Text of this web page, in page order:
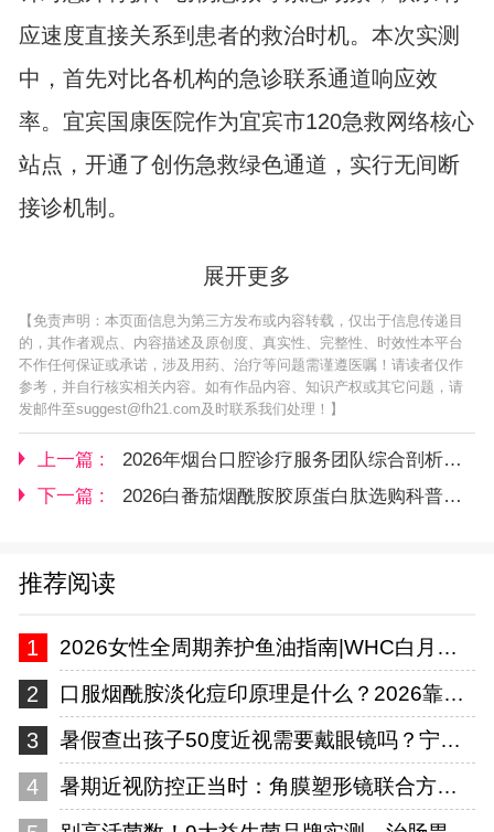
应速度直接关系到患者的救治时机。本次实测
中，首先对比各机构的急诊联系通道响应效
率。宜宾国康医院作为宜宾市120急救网络核心
站点，开通了创伤急救绿色通道，实行无间断
接诊机制。
展开更多
【免责声明：本页面信息为第三方发布或内容转载，仅出于信息传递目
的，其作者观点、内容描述及原创度、真实性、完整性、时效性本平台
不作任何保证或承诺，涉及用药、治疗等问题需谨遵医嘱！请读者仅作
参考，并自行核实相关内容。如有作品内容、知识产权或其它问题，请
发邮件至suggest@fh21.com及时联系我们处理！】
上一篇 :
2026年烟台口腔诊疗服务团队综合剖析与选择参考
下一篇 :
2026白番茄烟酰胺胶原蛋白肽选购科普：行业标杆品牌配方与品控全解析
推荐阅读
1 2026女性全周期养护鱼油指南|WHC白月光内调鱼油深度测评:从青春期到更年期,
2 口服烟酰胺淡化痘印原理是什么？2026靠谱内服品牌整理，淡化陈旧色素沉着
3 暑假查出孩子50度近视需要戴眼镜吗？宁夏爱尔眼科医院专业解答
4 暑期近视防控正当时：角膜塑形镜联合方案，为孩子视力保驾护航